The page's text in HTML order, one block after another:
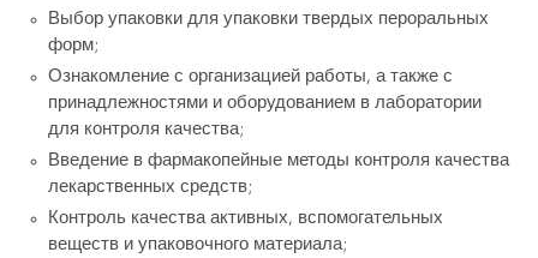
Выбор упаковки для упаковки твердых пероральных
форм;
Ознакомление с организацией работы, а также с
принадлежностями и оборудованием в лаборатории
для контроля качества;
Введение в фармакопейные методы контроля качества
лекарственных средств;
Контроль качества активных, вспомогательных
веществ и упаковочного материала;